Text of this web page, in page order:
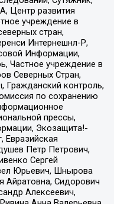
развития
учреждение в
стран,
Интернешнл-Р,
Информации,
Частное учреждение в
Северных Стран,
контроль,
по сохранению
прессы,
Экозащита!-
Евразийская
Петр Петрович,
Сергей
Юрьевич, Шнырова
Айратовна, Сидорович
Алексеевич,